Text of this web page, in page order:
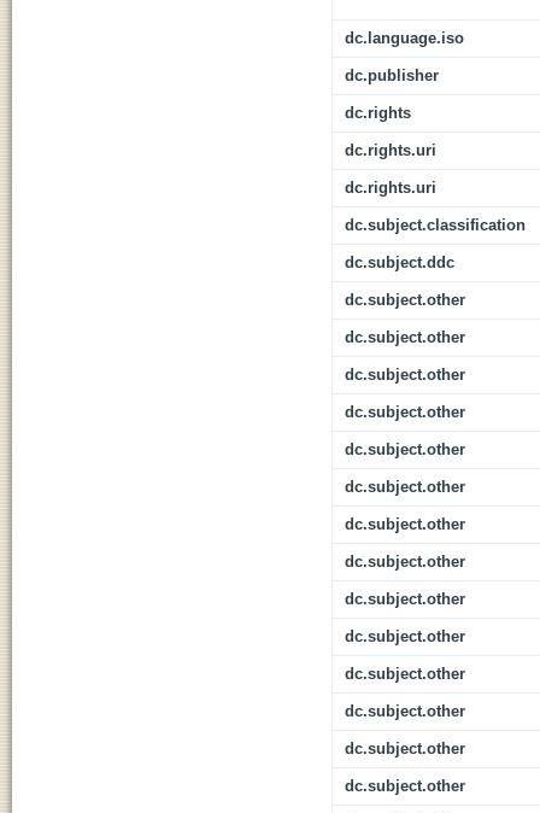
dc.language.iso
dc.publisher
dc.rights
dc.rights.uri
dc.rights.uri
dc.subject.classification
dc.subject.ddc
dc.subject.other
dc.subject.other
dc.subject.other
dc.subject.other
dc.subject.other
dc.subject.other
dc.subject.other
dc.subject.other
dc.subject.other
dc.subject.other
dc.subject.other
dc.subject.other
dc.subject.other
dc.subject.other